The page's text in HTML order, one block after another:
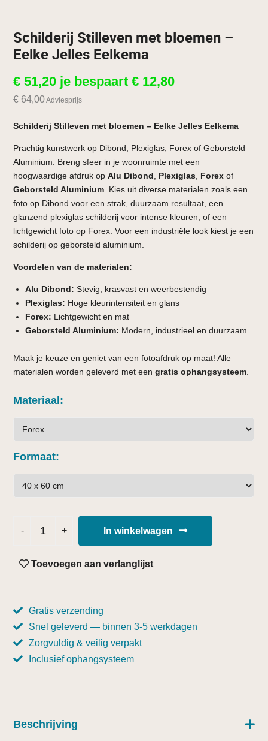
Schilderij Stilleven met bloemen –
Eelke Jelles Eelkema
€ 51,20 je bespaart€ 12,80
€64,00Adviesprijs
Schilderij Stilleven met bloemen – Eelke Jelles Eelkema
Prachtig kunstwerk op Dibond, Plexiglas, Forex of Geborsteld
Aluminium. Breng sfeer in je woonruimte met een
hoogwaardige afdruk opAlu Dibond Plexiglas Forex of
Geborsteld Aluminium . Kies uit diverse materialen zoals een
foto op Dibond voor een strak, duurzaam resultaat, een
glanzend plexiglas schilderij voor intense kleuren, of een
lichtgewicht foto op Forex. Voor een industriële look kiest je een
schilderij op geborsteld aluminium.
Voordelen van de materialen:
Alu Dibond: Stevig, krasvast en weerbestendig
Plexiglas: Hoge kleurintensiteit en glans
Forex: Lichtgewicht en mat
Geborsteld Aluminium: Modern, industrieel en duurzaam
Maak je keuze en geniet van een fotoafdruk op maat! Alle
materialen worden geleverd met eengratis ophangsysteem
Materiaal
Formaat
In winkelwagen
Toevoegen aan verlanglijst
Gratis verzending
Snel geleverd — binnen 3-5 werkdagen
Zorgvuldig & veilig verpakt
Inclusief ophangsysteem
Beschrijving